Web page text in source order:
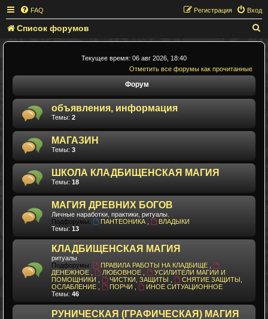
FAQ Вход
Регистрация
Список форумов
о
Текущее время: 06 авг 2026, 18:40
Отметить все форумы как прочитанные
Форум
объявления, информация
Темы: 2
МАГАЗИН
Темы: 3
ШКОЛА КЛАДБИЩЕНСКАЯ МАГИЯ
Темы: 18
МАГИЯ ДРЕВНИХ БОГОВ
Личные наработки, практики, ритуалы.
Подфорумы:
ПАНТЕОНИКА
ВЛАДЫКИ
Темы: 13
КЛАДБИЩЕНСКАЯ МАГИЯ
ритуалы
Подфорумы:
ПРАВИЛА РАБОТЫ НА КЛАДБИЩЕ
ДЕНЕЖНОЕ
ЛЮБОВНОЕ
УСИЛИТЕЛИ МАГИИ И
ПОМОЩНИКИ
ЧИСТКИ, ЗАЩИТЫ
СНЯТИЕ ЗАЩИТЫ,
ОСЛАБЛЕНИЕ
ПОРЧИ
ИНОЕ СИТУАЦИОННОЕ
Темы: 46
РУНИЧЕСКАЯ (ГРАФИЧЕСКАЯ) МАГИЯ